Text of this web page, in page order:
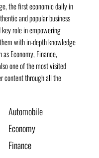
the first economic daily in
and popular business
key role in empowering
with in-depth knowledge
Economy, Finance,
one of the most visited
content through all the
Automobile
Economy
Finance